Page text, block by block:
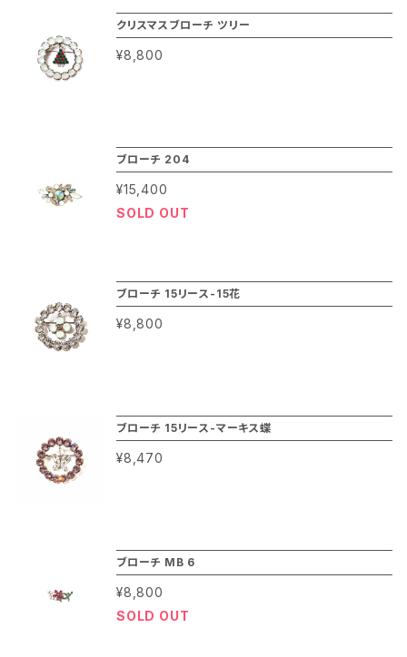
クリスマスブローチ ツリー
¥8,800
ブローチ 204
¥15,400
SOLD OUT
ブローチ 15リース-15花
¥8,800
ブローチ 15リース-マーキス蝶
¥8,470
ブローチ MB 6
¥8,800
SOLD OUT